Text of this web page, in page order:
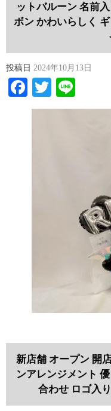
ットバルーン 名前
ボン かわいらしく
投稿日 2024年10月13日
Facebook
Twitter
新店舗 オープン 開
ンアレンジメント
合わせ ロゴ入